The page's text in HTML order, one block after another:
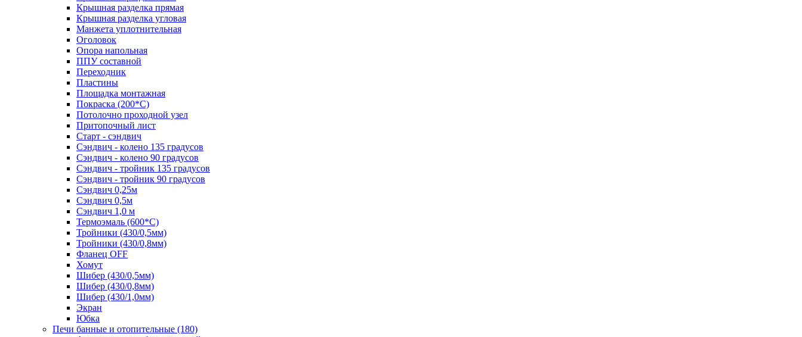
Крышная разделка прямая
Крышная разделка угловая
Манжета уплотнительная
Оголовок
Опора напольная
ППУ составной
Переходник
Пластины
Площадка монтажная
Покраска (200*С)
Потолочно проходной узел
Притопочный лист
Старт - сэндвич
Сэндвич - колено 135 градусов
Сэндвич - колено 90 градусов
Сэндвич - тройник 135 градусов
Сэндвич - тройник 90 градусов
Сэндвич 0,25м
Сэндвич 0,5м
Сэндвич 1,0 м
Термоэмаль (600*С)
Тройники (430/0,5мм)
Тройники (430/0,8мм)
Фланец OFF
Хомут
Шибер (430/0,5мм)
Шибер (430/0,8мм)
Шибер (430/1,0мм)
Экран
Юбка
Печи банные и отопительные (180)